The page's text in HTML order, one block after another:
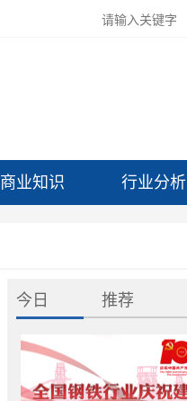
商业知识 行业分析
今日 推荐